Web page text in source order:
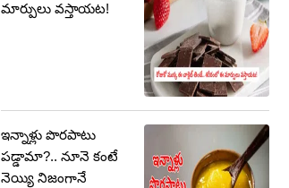
మార్పులు వస్తాయట!
ఇన్నాళ్లు పొరపాటు
పడ్డామా?.. నూనె కంటే
నెయ్యి నిజంగానే